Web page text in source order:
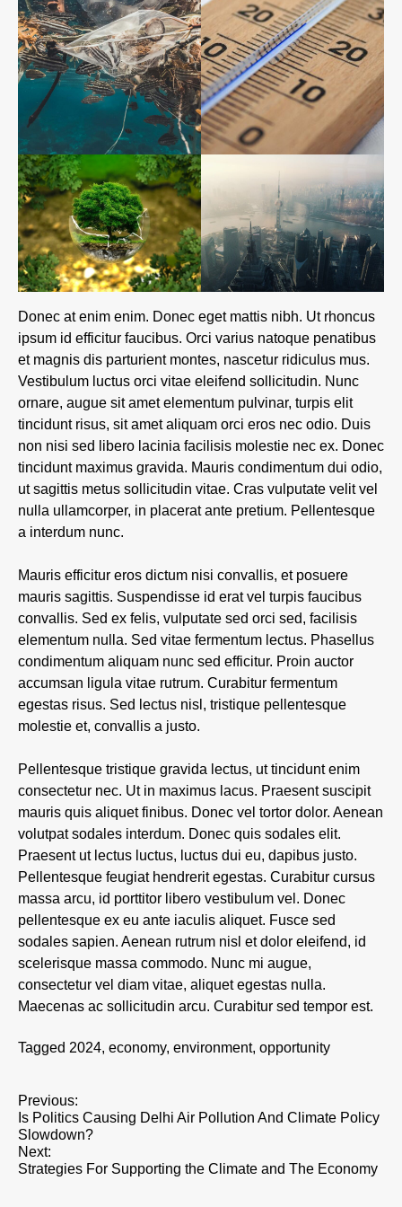
Donec at enim enim. Donec eget mattis nibh. Ut rhoncus
ipsum id efficitur faucibus. Orci varius natoque penatibus
et magnis dis parturient montes, nascetur ridiculus mus.
Vestibulum luctus orci vitae eleifend sollicitudin. Nunc
ornare, augue sit amet elementum pulvinar, turpis elit
tincidunt risus, sit amet aliquam orci eros nec odio. Duis
non nisi sed libero lacinia facilisis molestie nec ex. Donec
tincidunt maximus gravida. Mauris condimentum dui odio,
ut sagittis metus sollicitudin vitae. Cras vulputate velit vel
nulla ullamcorper, in placerat ante pretium. Pellentesque
a interdum nunc.
Mauris efficitur eros dictum nisi convallis, et posuere
mauris sagittis. Suspendisse id erat vel turpis faucibus
convallis. Sed ex felis, vulputate sed orci sed, facilisis
elementum nulla. Sed vitae fermentum lectus. Phasellus
condimentum aliquam nunc sed efficitur. Proin auctor
accumsan ligula vitae rutrum. Curabitur fermentum
egestas risus. Sed lectus nisl, tristique pellentesque
molestie et, convallis a justo.
Pellentesque tristique gravida lectus, ut tincidunt enim
consectetur nec. Ut in maximus lacus. Praesent suscipit
mauris quis aliquet finibus. Donec vel tortor dolor. Aenean
volutpat sodales interdum. Donec quis sodales elit.
Praesent ut lectus luctus, luctus dui eu, dapibus justo.
Pellentesque feugiat hendrerit egestas. Curabitur cursus
massa arcu, id porttitor libero vestibulum vel. Donec
pellentesque ex eu ante iaculis aliquet. Fusce sed
sodales sapien. Aenean rutrum nisl et dolor eleifend, id
scelerisque massa commodo. Nunc mi augue,
consectetur vel diam vitae, aliquet egestas nulla.
Maecenas ac sollicitudin arcu. Curabitur sed tempor est.
Tagged 2024, economy, environment, opportunity
P
o
s
t
Previous:
Is Politics Causing Delhi Air Pollution And Climate Policy
Slowdown?
Next:
Strategies For Supporting the Climate and The Economy